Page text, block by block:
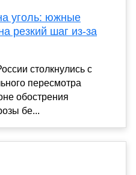
уголь: южные
резкий шаг из-за
столкнулись с
пересмотра
обострения
бе...